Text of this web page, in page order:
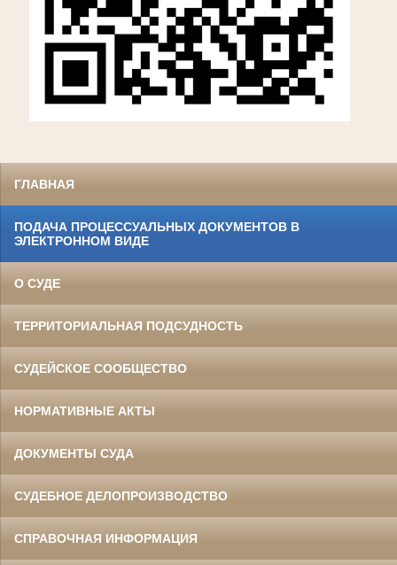
ГЛАВНАЯ
ПОДАЧА ПРОЦЕССУАЛЬНЫХ ДОКУМЕНТОВ В
ЭЛЕКТРОННОМ ВИДЕ
О СУДЕ
ТЕРРИТОРИАЛЬНАЯ ПОДСУДНОСТЬ
СУДЕЙСКОЕ СООБЩЕСТВО
НОРМАТИВНЫЕ АКТЫ
ДОКУМЕНТЫ СУДА
СУДЕБНОЕ ДЕЛОПРОИЗВОДСТВО
СПРАВОЧНАЯ ИНФОРМАЦИЯ